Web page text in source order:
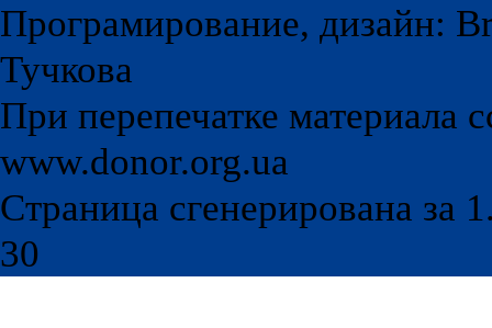
Програмирование, дизайн:
Тучкова
При перепечатке материала
www.donor.org.ua
Страница сгенерирована за
30